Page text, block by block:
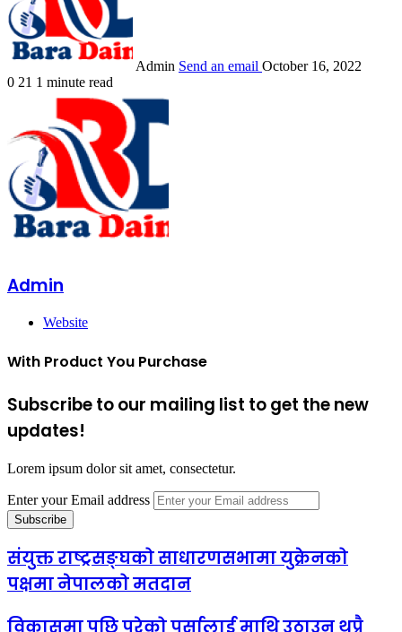
Admin Send an email October 16, 2022
0 21 1 minute read
Admin
Website
With Product You Purchase
Subscribe to our mailing list to get the new
updates!
Lorem ipsum dolor sit amet, consectetur.
Enter your Email address
संयुक्त राष्ट्रसङ्घको साधारणसभामा युक्रेनको
पक्षमा नेपालको मतदान
विकासमा पछि परेको पर्सालाई माथि उठाउन थुप्रै